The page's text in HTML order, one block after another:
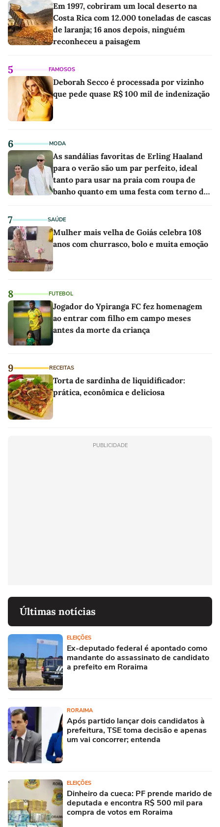
Em 1997, cobriram um local deserto na
Costa Rica com 12.000 toneladas de cascas
de laranja; 16 anos depois, ninguém
reconheceu a paisagem
5 FAMOSOS
Deborah Secco é processada por vizinho
que pede quase R$ 100 mil de indenização
6 MODA
As sandálias favoritas de Erling Haaland
para o verão são um par perfeito, ideal
tanto para usar na praia com roupa de
banho quanto em uma festa com terno de
7 SAÚDE
Mulher mais velha de Goiás celebra 108
anos com churrasco, bolo e muita emoção
8 FUTEBOL
Jogador do Ypiranga FC fez homenagem
ao entrar com filho em campo meses
antes da morte da criança
9 RECEITAS
Torta de sardinha de liquidificador:
prática, econômica e deliciosa
PUBLICIDADE
Últimas notícias
ELEIÇÕES
Ex-deputado federal é apontado como
mandante do assassinato de candidato
a prefeito em Roraima
RORAIMA
Após partido lançar dois candidatos à
prefeitura, TSE toma decisão e apenas
um vai concorrer; entenda
ELEIÇÕES
Dinheiro da cueca: PF prende marido de
deputada e encontra R$ 500 mil para
compra de votos em Roraima